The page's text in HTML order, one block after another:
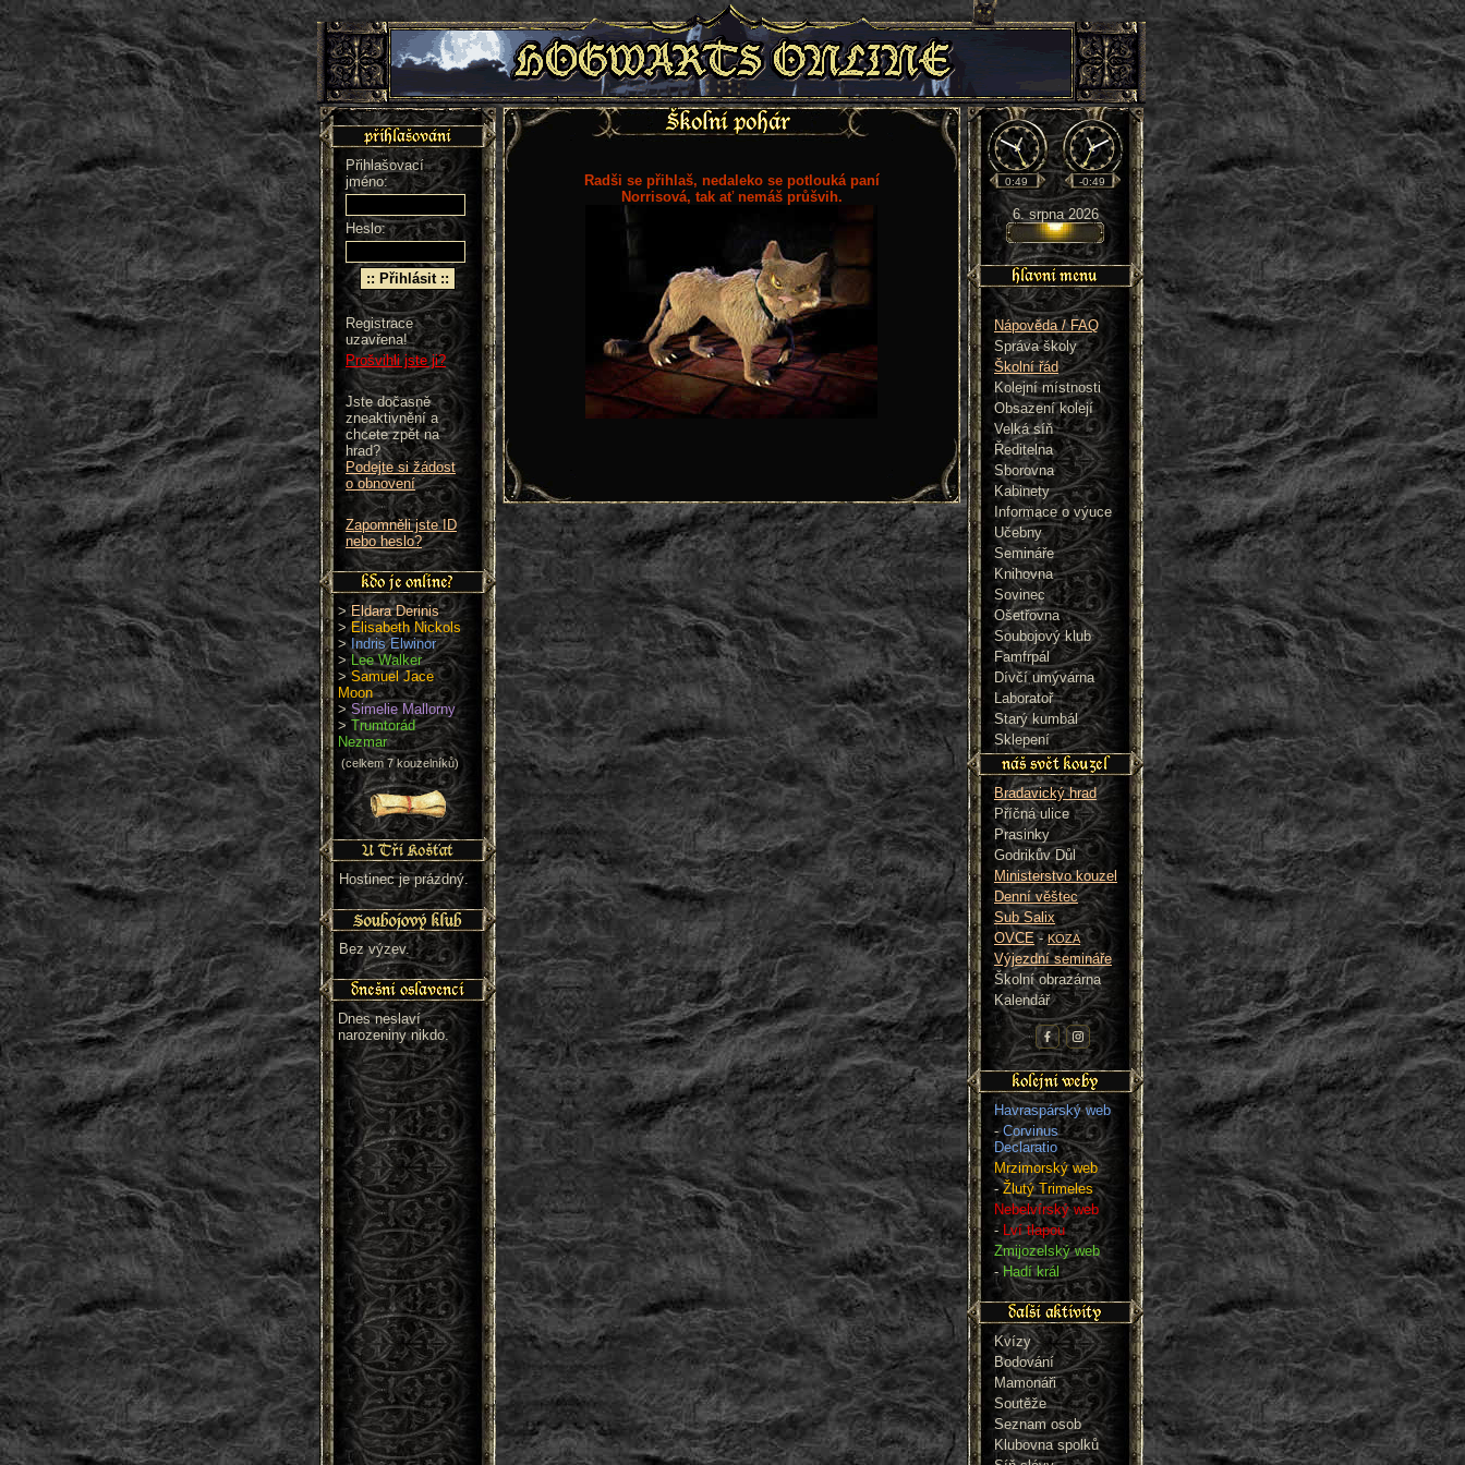
Přihlašovací
jméno:
Heslo:
Registrace
uzavřena!
Prošvihli jste ji?
Jste dočasně
zneaktivnění a
chcete zpět na
hrad?
Podejte si žádost
o obnovení
Zapomněli jste ID
nebo heslo?
>Eldara Derinis
>Elisabeth Nickols
>Indris Elwinor
> Lee Walker
>Samuel Jace
Moon
>Simelie Mallorny
> Trumtorád
Nezmar
(celkem 7 kouzelníků)
Hostinec je prázdný.
Bez výzev.
Dnes neslaví
narozeniny nikdo.
Radši se přihlaš, nedaleko se potlouká paní
Norrisová, tak ať nemáš průšvih.
0:49 -0:49
6. srpna 2026
Nápověda / FAQ
Správa školy
Školní řád
Kolejní místnosti
Obsazení kolejí
Velká síň
Ředitelna
Sborovna
Kabinety
Informace o výuce
Učebny
Semináře
Knihovna
Sovinec
Ošetřovna
Soubojový klub
Famfrpál
Dívčí umývárna
Laboratoř
Starý kumbál
Sklepení
Bradavický hrad
Příčná ulice
Prasinky
Godrikův Důl
Ministerstvo kouzel
Denní věštec
Sub Salix
OVCE-KOZA
Výjezdní semináře
Školní obrazárna
Kalendář
Havraspárský web
-Corvinus
Declaratio
Mrzimorský web
-Žlutý Trimeles
Nebelvírský web
- Lví tlapou
Zmijozelský web
-Hadí král
Kvízy
Bodování
Mamonáři
Soutěže
Seznam osob
Klubovna spolků